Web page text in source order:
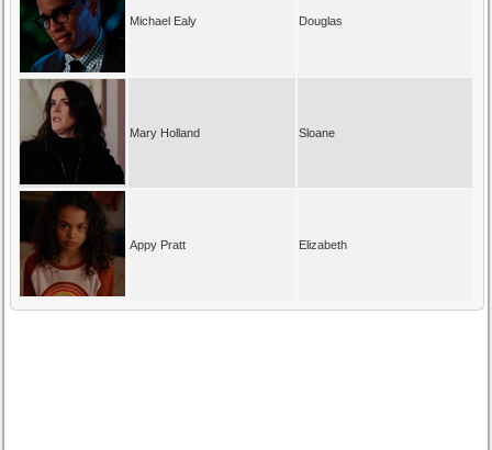
Michael Ealy Douglas
Mary Holland Sloane
Appy Pratt Elizabeth